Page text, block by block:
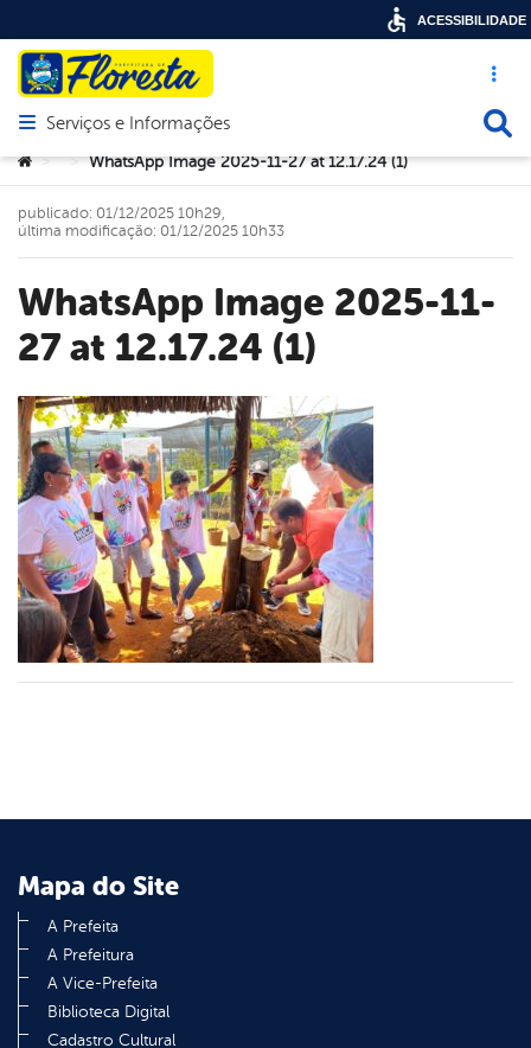
Acesso
Abrir menu principal de navegação
Serviços e Informações
Você está aqui:
> > WhatsApp Image 2025-11-27 at 12.17.24 (1)
WhatsApp Image 2025-11-
27 at 12.17.24 (1)
publicado: 01/12/2025 10h29,
última modificação: 01/12/2025 10h33
Mapa do Site
A Prefeita
A Prefeitura
A Vice-Prefeita
Biblioteca Digital
Cadastro Cultural
ACESSIBILIDADE